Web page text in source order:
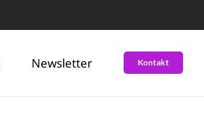
Newsletter Kontakt